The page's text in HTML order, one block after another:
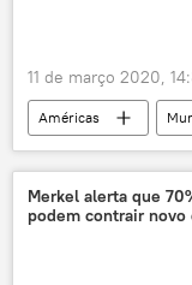
11 de março 2020,
Américas
Oriente Médio e África
Heritage Foundation
Damasco
EUA
Merkel alerta que
podem contrair novo